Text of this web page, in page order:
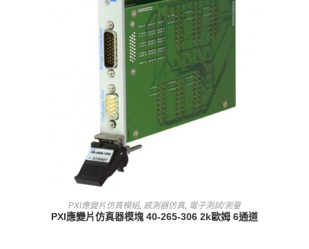
查看內容
PXI應變片仿真模組, 感測器仿真, 電子測試/測量
PXI應變片仿真器模塊 40-265-306 2k歐姆 6通道